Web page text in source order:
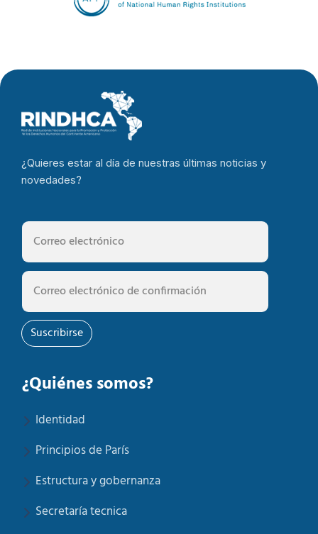
¿Quieres estar al día de nuestras últimas noticias y
novedades?
Suscribirse
¿Quiénes somos?
Identidad
Principios de París
Estructura y gobernanza
Secretaría tecnica